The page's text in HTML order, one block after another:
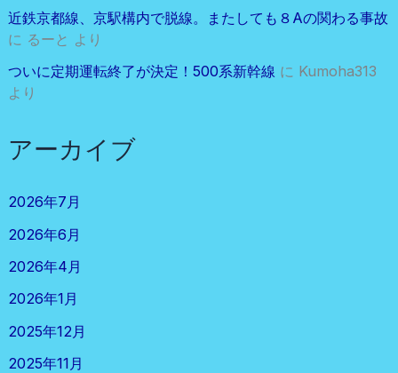
近鉄京都線、京駅構内で脱線。またしても８Aの関わる事故
に るーと より
ついに定期運転終了が決定！500系新幹線 に Kumoha313
より
アーカイブ
2026年7月
2026年6月
2026年4月
2026年1月
2025年12月
2025年11月